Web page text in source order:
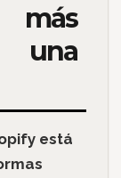
una
está